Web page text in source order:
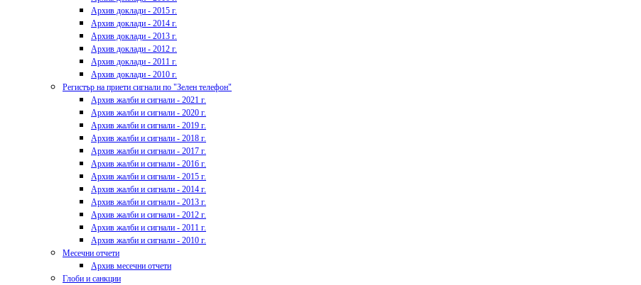
Архив доклади - 2015 г.
Архив доклади - 2014 г.
Архив доклади - 2013 г.
Архив доклади - 2012 г.
Архив доклади - 2011 г.
Архив доклади - 2010 г.
Регистър на приети сигнали по "Зелен телефон"
Архив жалби и сигнали - 2021 г.
Архив жалби и сигнали - 2020 г.
Архив жалби и сигнали - 2019 г.
Архив жалби и сигнали - 2018 г.
Архив жалби и сигнали - 2017 г.
Архив жалби и сигнали - 2016 г.
Архив жалби и сигнали - 2015 г.
Архив жалби и сигнали - 2014 г.
Архив жалби и сигнали - 2013 г.
Архив жалби и сигнали - 2012 г.
Архив жалби и сигнали - 2011 г.
Архив жалби и сигнали - 2010 г.
Месечни отчети
Архив месечни отчети
Глоби и санкции